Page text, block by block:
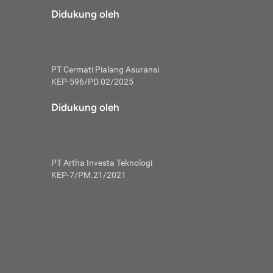
tidak
skor
Mulai
kembali ideal.
utang
Didukung oleh
PT Cermati Pialang Asuransi
KEP-596/PD.02/2025
Didukung oleh
PT Artha Investa Teknologi
KEP-7/PM.21/2021